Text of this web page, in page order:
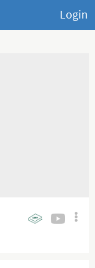
Login